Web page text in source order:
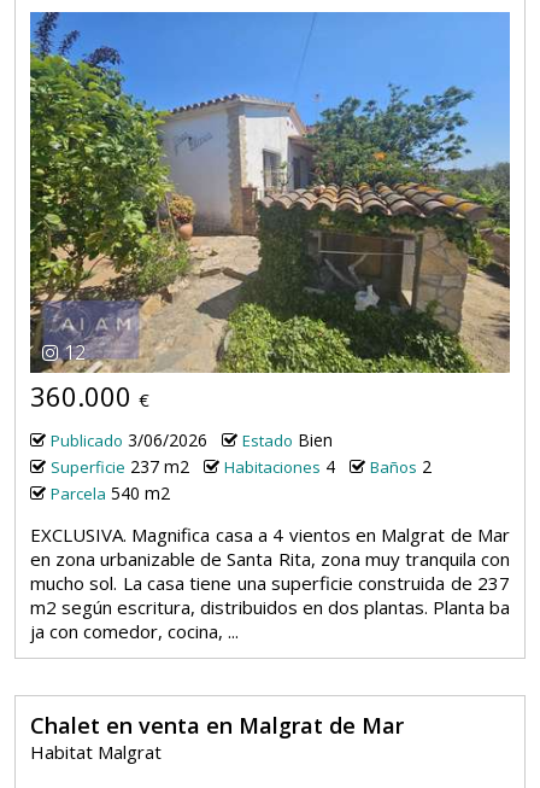
12
360.000 €
Publicado 3/06/2026 Estado Bien
Superficie 237 m2 Habitaciones 4 Baños 2
Parcela 540 m2
EXCLUSIVA. Magnifica casa a 4 vientos en Malgrat de Mar
en zona urbanizable de Santa Rita, zona muy tranquila con
mucho sol. La casa tiene una superficie construida de 237
m2 según escritura, distribuidos en dos plantas. Planta ba
ja con comedor, cocina, ...
Chalet en venta en Malgrat de Mar
Habitat Malgrat